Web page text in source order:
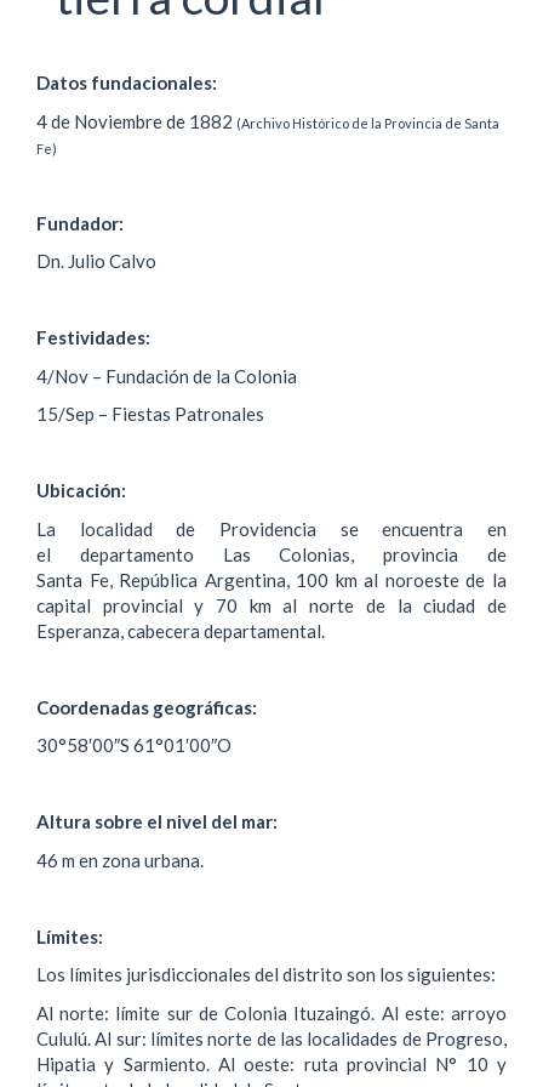
Datos fundacionales:
4 de Noviembre de 1882 (Archivo Histórico de la Provincia de Santa
Fe)
Fundador:
Dn. Julio Calvo
Festividades:
4/Nov – Fundación de la Colonia
15/Sep – Fiestas Patronales
Ubicación:
La localidad de Providencia se encuentra en
el departamento Las Colonias, provincia de
Santa Fe, República Argentina, 100 km al noroeste de la
capital provincial y 70 km al norte de la ciudad de
Esperanza, cabecera departamental.
Coordenadas geográficas:
30°58′00″S 61°01′00″O
Altura sobre el nivel del mar:
46 m en zona urbana.
Límites:
Los límites jurisdiccionales del distrito son los siguientes:
Al norte: límite sur de Colonia Ituzaingó. Al este: arroyo
Cululú. Al sur: límites norte de las localidades de Progreso,
Hipatia y Sarmiento. Al oeste: ruta provincial N° 10 y